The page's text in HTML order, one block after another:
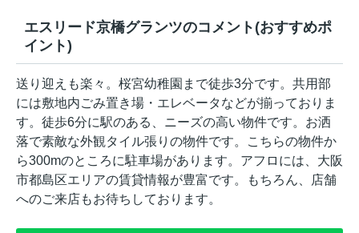
エスリード京橋グランツのコメント(おすすめポ
イント)
送り迎えも楽々。桜宮幼稚園まで徒歩3分です。共用部
には敷地内ごみ置き場・エレベータなどが揃っておりま
す。徒歩6分に駅のある、ニーズの高い物件です。お洒
落で素敵な外観タイル張りの物件です。こちらの物件か
ら300mのところに駐車場があります。アフロには、大阪
市都島区エリアの賃貸情報が豊富です。もちろん、店舗
へのご来店もお待ちしております。